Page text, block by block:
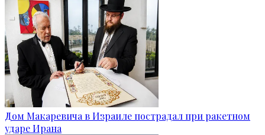
Дом Макаревича в Израиле пострадал при ракетном
ударе Ирана